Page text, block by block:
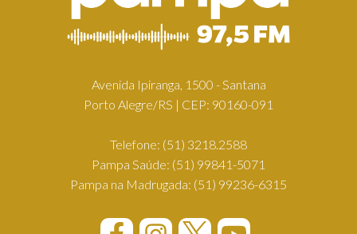
Avenida Ipiranga, 1500 - Santana
Porto Alegre/RS | CEP: 90160-091
Telefone: (51) 3218.2588
Pampa Saúde: (51) 99841-5071
Pampa na Madrugada: (51) 99236-6315